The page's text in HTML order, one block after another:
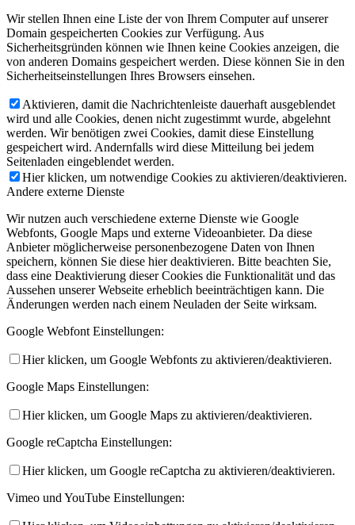
Wir stellen Ihnen eine Liste der von Ihrem Computer auf unserer
Domain gespeicherten Cookies zur Verfügung. Aus
Sicherheitsgründen können wie Ihnen keine Cookies anzeigen, die
von anderen Domains gespeichert werden. Diese können Sie in den
Sicherheitseinstellungen Ihres Browsers einsehen.
Aktivieren, damit die Nachrichtenleiste dauerhaft ausgeblendet
wird und alle Cookies, denen nicht zugestimmt wurde, abgelehnt
werden. Wir benötigen zwei Cookies, damit diese Einstellung
gespeichert wird. Andernfalls wird diese Mitteilung bei jedem
Seitenladen eingeblendet werden.
Hier klicken, um notwendige Cookies zu aktivieren/deaktivieren.
Andere externe Dienste
Wir nutzen auch verschiedene externe Dienste wie Google
Webfonts, Google Maps und externe Videoanbieter. Da diese
Anbieter möglicherweise personenbezogene Daten von Ihnen
speichern, können Sie diese hier deaktivieren. Bitte beachten Sie,
dass eine Deaktivierung dieser Cookies die Funktionalität und das
Aussehen unserer Webseite erheblich beeinträchtigen kann. Die
Änderungen werden nach einem Neuladen der Seite wirksam.
Google Webfont Einstellungen:
Hier klicken, um Google Webfonts zu aktivieren/deaktivieren.
Google Maps Einstellungen:
Hier klicken, um Google Maps zu aktivieren/deaktivieren.
Google reCaptcha Einstellungen:
Hier klicken, um Google reCaptcha zu aktivieren/deaktivieren.
Vimeo und YouTube Einstellungen: